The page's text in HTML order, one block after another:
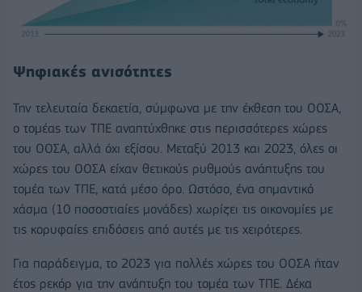
Ψηφιακές ανισότητες
Την τελευταία δεκαετία, σύμφωνα με την έκθεση του ΟΟΣΑ,
ο τομέας των ΤΠΕ αναπτύχθηκε στις περισσότερες χώρες
του ΟΟΣΑ, αλλά όχι εξίσου. Μεταξύ 2013 και 2023, όλες οι
χώρες του ΟΟΣΑ είχαν θετικούς ρυθμούς ανάπτυξης του
τομέα των ΤΠΕ, κατά μέσο όρο. Ωστόσο, ένα σημαντικό
χάσμα (10 ποσοστιαίες μονάδες) χωρίζει τις οικονομίες με
τις κορυφαίες επιδόσεις από αυτές με τις χειρότερες.
Για παράδειγμα, το 2023 για πολλές χώρες του ΟΟΣΑ ήταν
έτος ρεκόρ για την ανάπτυξη του τομέα των ΤΠΕ. Δέκα